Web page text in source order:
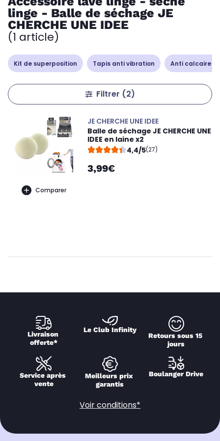
linge - Balle de séchage JE
CHERCHE UNE IDEE
(1 article)
Kit de superposition Tapis anti vibration Anti calcaire
Filtrer (2)
Comparer
JE CHERCHE UNE IDEE
Balle de séchage JE CHERCHE UNE
IDEE en laine x2
4,4/5(27)
3,99€
Livraison
offerte*
Le Club Infinity
Retours sous 15
jours
Service après
vente
Meilleurs prix
garantis
Boulanger Drive
Voir conditions*